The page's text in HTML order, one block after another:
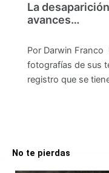
La
avances…
Por Darwin Franco
fotografías de sus
registro que se
No te pierdas